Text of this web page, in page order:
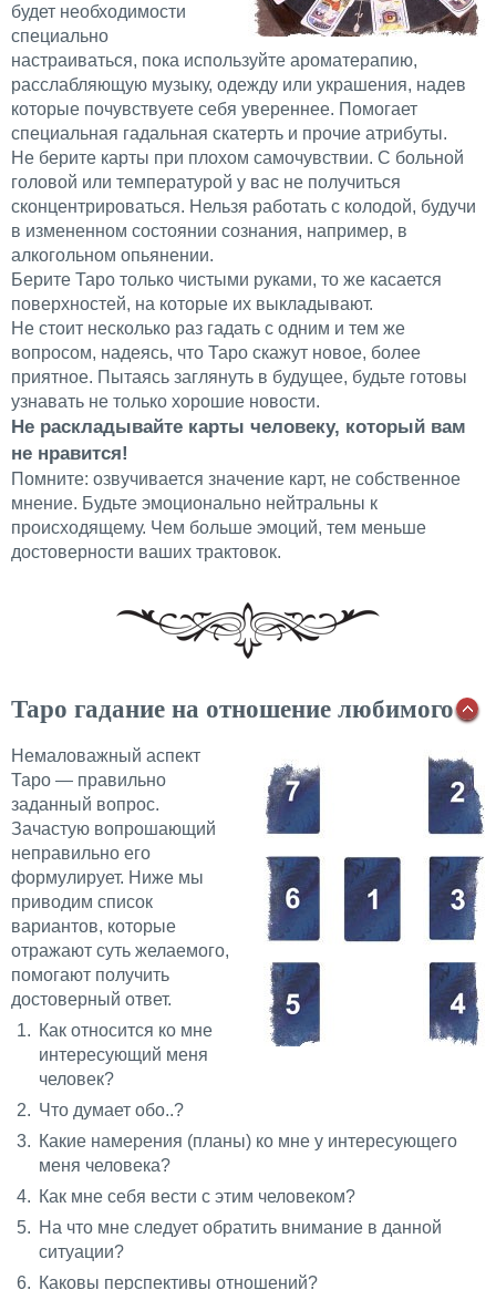
будет необходимости
специально
настраиваться, пока используйте ароматерапию,
расслабляющую музыку, одежду или украшения, надев
которые почувствуете себя увереннее. Помогает
специальная гадальная скатерть и прочие атрибуты.
Не берите карты при плохом самочувствии. С больной
головой или температурой у вас не получиться
сконцентрироваться. Нельзя работать с колодой, будучи
в измененном состоянии сознания, например, в
алкогольном опьянении.
Берите Таро только чистыми руками, то же касается
поверхностей, на которые их выкладывают.
Не стоит несколько раз гадать с одним и тем же
вопросом, надеясь, что Таро скажут новое, более
приятное. Пытаясь заглянуть в будущее, будьте готовы
узнавать не только хорошие новости.
Не раскладывайте карты человеку, который вам
не нравится!
Помните: озвучивается значение карт, не собственное
мнение. Будьте эмоционально нейтральны к
происходящему. Чем больше эмоций, тем меньше
достоверности ваших трактовок.
Таро гадание на отношение любимого
Немаловажный аспект
Таро — правильно
заданный вопрос.
Зачастую вопрошающий
неправильно его
формулирует. Ниже мы
приводим список
вариантов, которые
отражают суть желаемого,
помогают получить
достоверный ответ.
Как относится ко мне
интересующий меня
человек?
Что думает обо..?
Какие намерения (планы) ко мне у интересующего
меня человека?
Как мне себя вести с этим человеком?
На что мне следует обратить внимание в данной
ситуации?
Каковы перспективы отношений?